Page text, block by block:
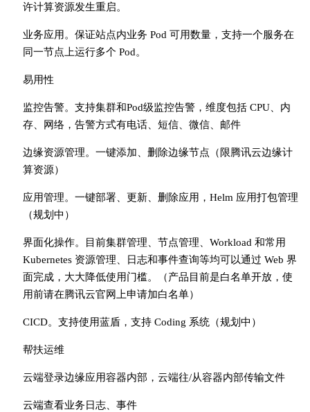
许计算资源发生重启。
业务应用。保证站点内业务 Pod 可用数量，支持一个服务在
同一节点上运行多个 Pod。
易用性
监控告警。支持集群和Pod级监控告警，维度包括 CPU、内
存、网络，告警方式有电话、短信、微信、邮件
边缘资源管理。一键添加、删除边缘节点（限腾讯云边缘计
算资源）
应用管理。一键部署、更新、删除应用，Helm 应用打包管理
（规划中）
界面化操作。目前集群管理、节点管理、Workload 和常用
Kubernetes 资源管理、日志和事件查询等均可以通过 Web 界
面完成，大大降低使用门槛。（产品目前是白名单开放，使
用前请在腾讯云官网上申请加白名单）
CICD。支持使用蓝盾，支持 Coding 系统（规划中）
帮扶运维
云端登录边缘应用容器内部，云端往/从容器内部传输文件
云端查看业务日志、事件